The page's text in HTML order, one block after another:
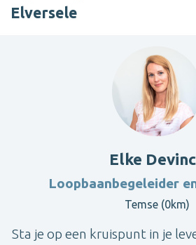
Elversele
Elke
Loopbaanbegeleider
Temse (0km)
Sta je op een kruispunt in je